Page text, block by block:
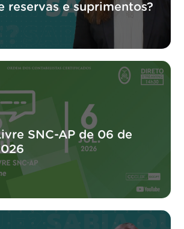
reservas e suprimentos?
SNC-AP de 06 de